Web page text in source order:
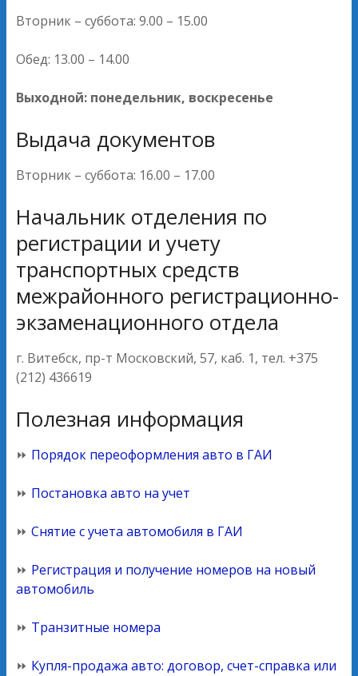
Вторник – суббота: 9.00 – 15.00
Обед: 13.00 – 14.00
Выходной: понедельник, воскресенье
Выдача документов
Вторник – суббота: 16.00 – 17.00
Начальник отделения по
регистрации и учету
транспортных средств
межрайонного регистрационно-
экзаменационного отдела
г. Витебск, пр-т Московский, 57, каб. 1, тел. +375
(212) 436619
Полезная информация
⏩ Порядок переоформления авто в ГАИ
⏩ Постановка авто на учет
⏩ Снятие с учета автомобиля в ГАИ
⏩ Регистрация и получение номеров на новый
автомобиль
⏩ Транзитные номера
⏩ Купля-продажа авто: договор, счет-справка или